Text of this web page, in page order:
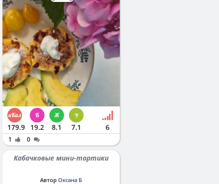
179.9 19.2 8.1 7.1 6
1 0
Кабачковые мини-тортики
Автор Оксана Б